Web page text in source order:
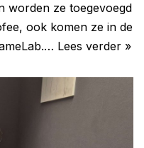
worden ze toegevoegd
ook komen ze in de
Lees verder »